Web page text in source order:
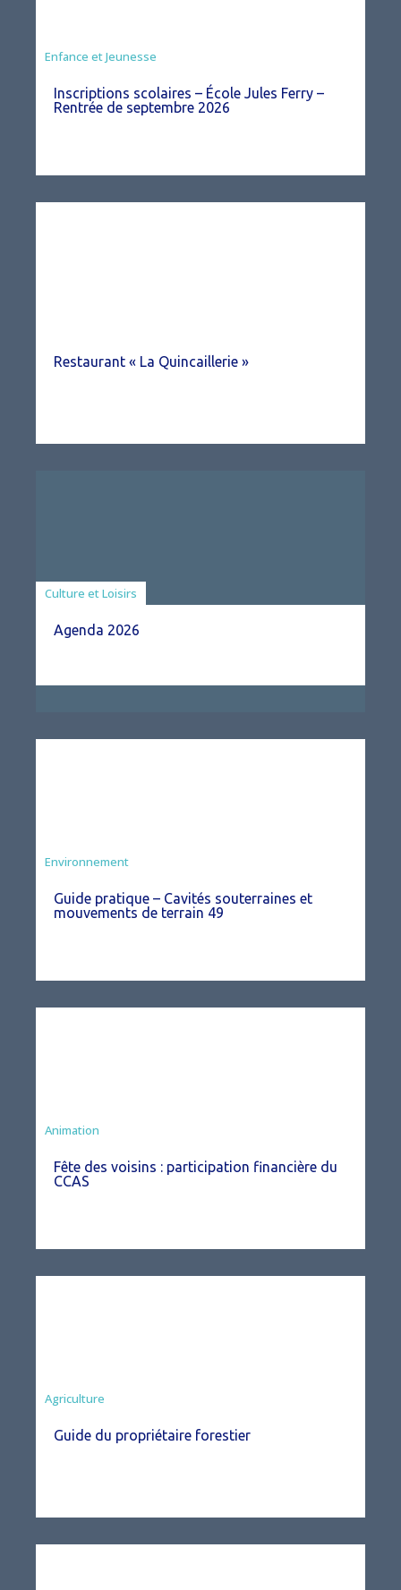
Enfance et Jeunesse
Inscriptions scolaires – École Jules Ferry –
Rentrée de septembre 2026
Restaurant « La Quincaillerie »
Associations
Culture et Loisirs
Agenda 2026
Environnement
Guide pratique – Cavités souterraines et
mouvements de terrain 49
Animation
Fête des voisins : participation financière du
CCAS
Agriculture
Guide du propriétaire forestier